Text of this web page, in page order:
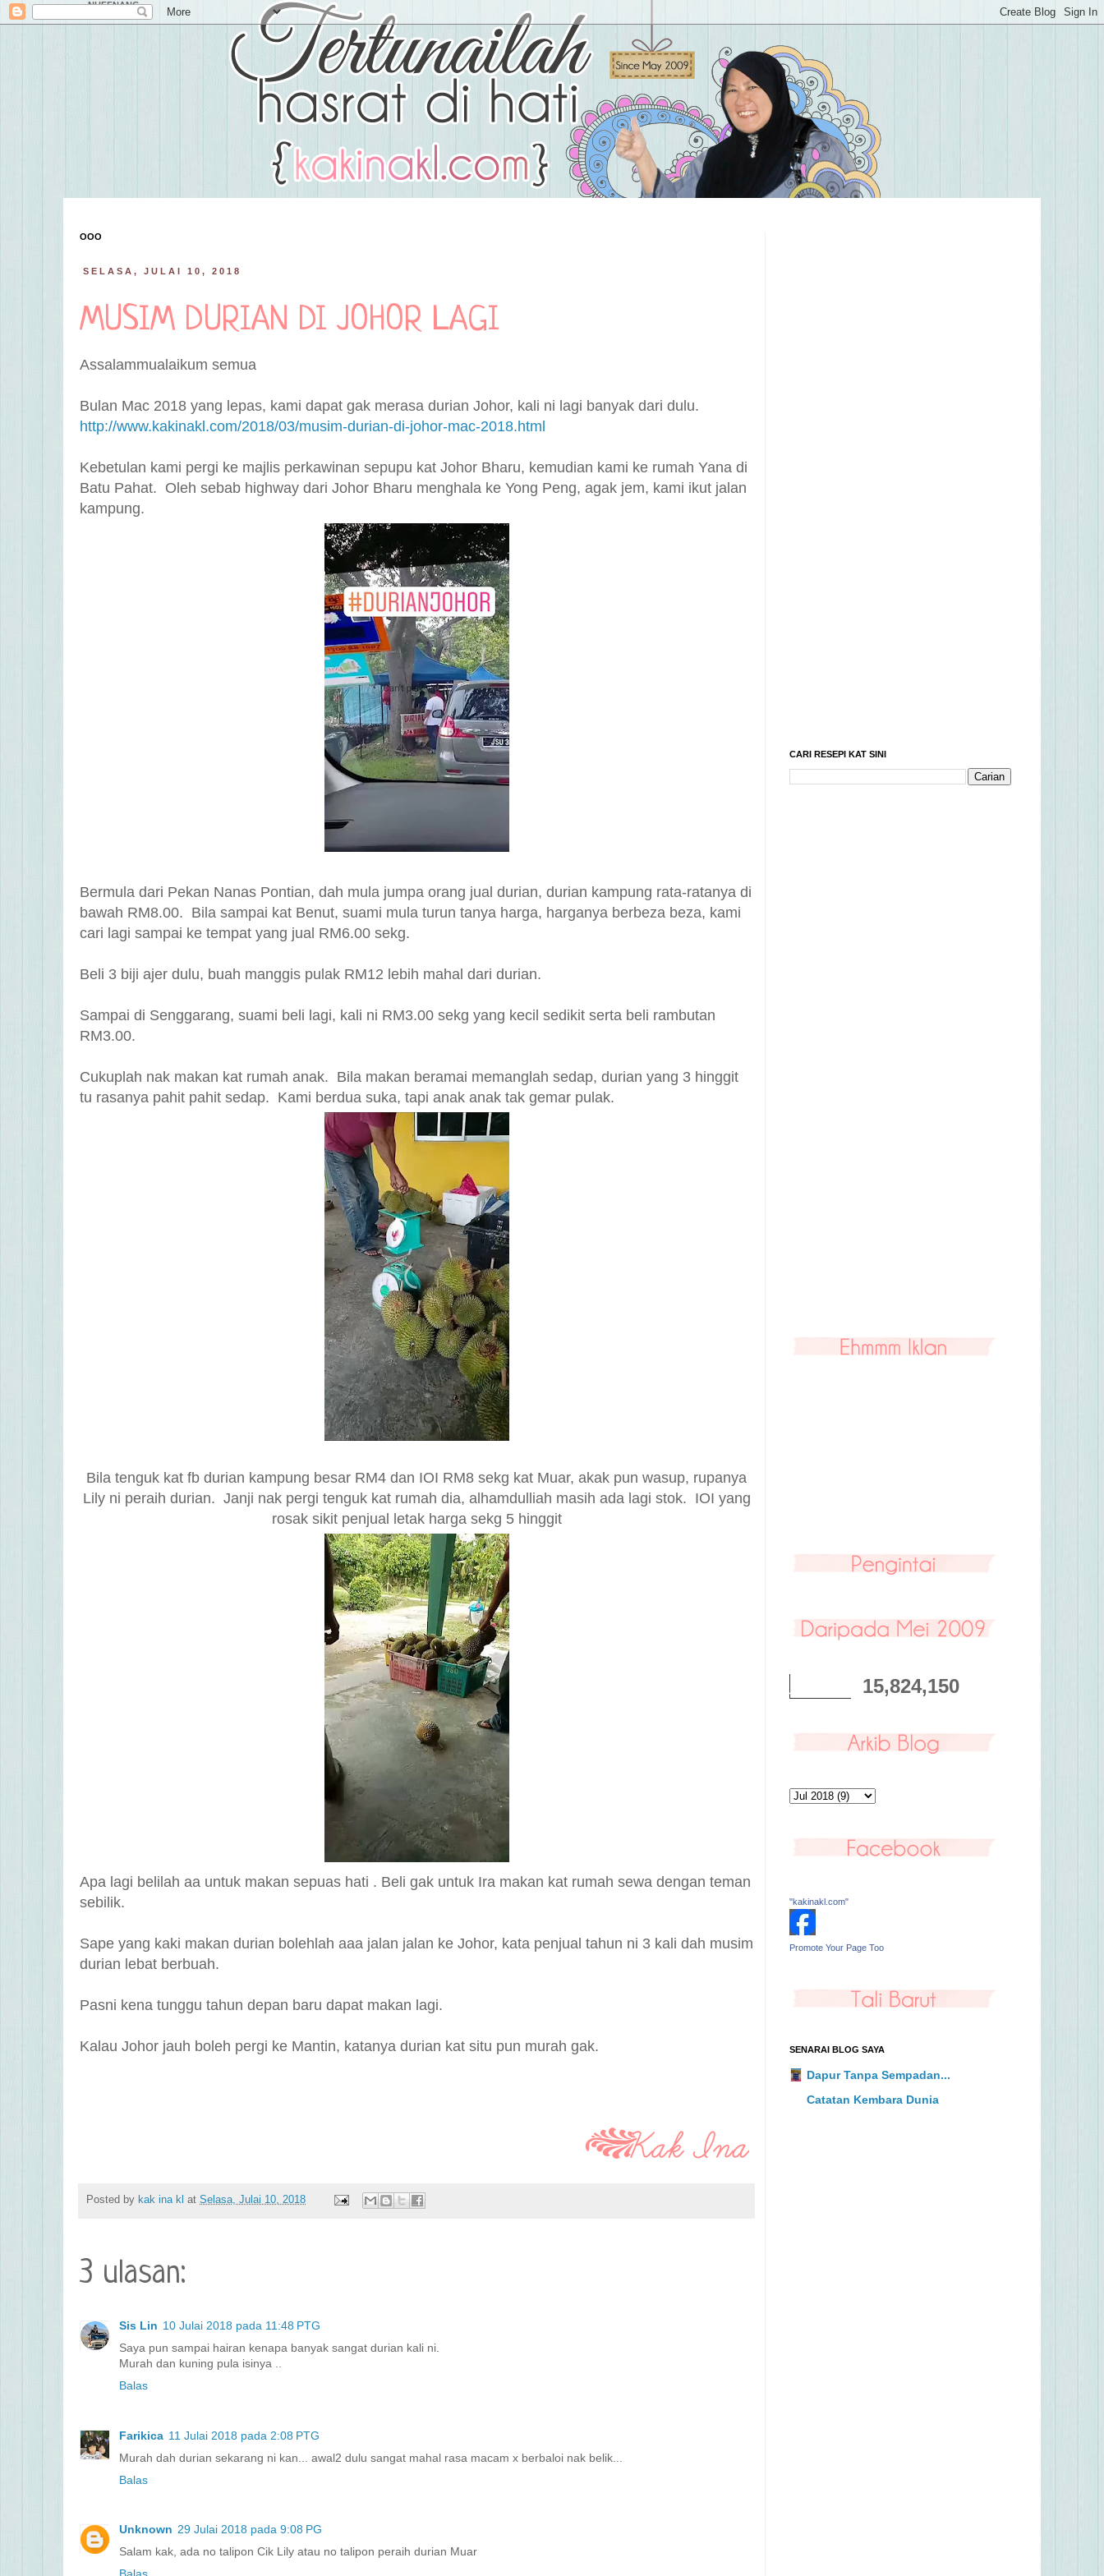
NUFFNANG
OOO
SELASA, JULAI 10, 2018
MUSIM DURIAN DI JOHOR LAGI
Assalammualaikum semua
Bulan Mac 2018 yang lepas, kami dapat gak merasa durian Johor, kali ni lagi banyak dari dulu.
http://www.kakinakl.com/2018/03/musim-durian-di-johor-mac-2018.html
Kebetulan kami pergi ke majlis perkawinan sepupu kat Johor Bharu, kemudian kami ke rumah Yana di
Batu Pahat. Oleh sebab highway dari Johor Bharu menghala ke Yong Peng, agak jem, kami ikut jalan
kampung.
Bermula dari Pekan Nanas Pontian, dah mula jumpa orang jual durian, durian kampung rata-ratanya di
bawah RM8.00. Bila sampai kat Benut, suami mula turun tanya harga, harganya berbeza beza, kami
cari lagi sampai ke tempat yang jual RM6.00 sekg.
Beli 3 biji ajer dulu, buah manggis pulak RM12 lebih mahal dari durian.
Sampai di Senggarang, suami beli lagi, kali ni RM3.00 sekg yang kecil sedikit serta beli rambutan
RM3.00.
Cukuplah nak makan kat rumah anak. Bila makan beramai memanglah sedap, durian yang 3 hinggit
tu rasanya pahit pahit sedap. Kami berdua suka, tapi anak anak tak gemar pulak.
Bila tenguk kat fb durian kampung besar RM4 dan IOI RM8 sekg kat Muar, akak pun wasup, rupanya
Lily ni peraih durian. Janji nak pergi tenguk kat rumah dia, alhamdulliah masih ada lagi stok. IOI yang
rosak sikit penjual letak harga sekg 5 hinggit
Apa lagi belilah aa untuk makan sepuas hati . Beli gak untuk Ira makan kat rumah sewa dengan teman
sebilik.
Sape yang kaki makan durian bolehlah aaa jalan jalan ke Johor, kata penjual tahun ni 3 kali dah musim
durian lebat berbuah.
Pasni kena tunggu tahun depan baru dapat makan lagi.
Kalau Johor jauh boleh pergi ke Mantin, katanya durian kat situ pun murah gak.
Posted by kak ina kl at Selasa, Julai 10, 2018
3 ulasan:
Sis Lin 10 Julai 2018 pada 11:48 PTG
Saya pun sampai hairan kenapa banyak sangat durian kali ni.
Murah dan kuning pula isinya ..
Balas
Farikica 11 Julai 2018 pada 2:08 PTG
Murah dah durian sekarang ni kan... awal2 dulu sangat mahal rasa macam x berbaloi nak belik...
Balas
Unknown 29 Julai 2018 pada 9:08 PG
Salam kak, ada no talipon Cik Lily atau no talipon peraih durian Muar
CARI RESEPI KAT SINI
15,824,150
"kakinakl.com"
Promote Your Page Too
SENARAI BLOG SAYA
Dapur Tanpa Sempadan...
Catatan Kembara Dunia